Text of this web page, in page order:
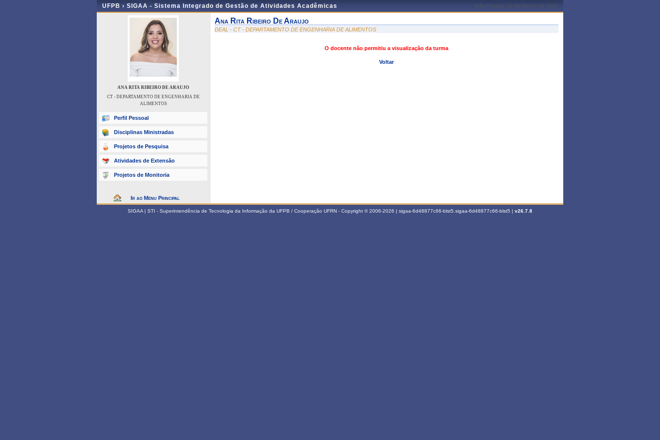
UFPB › SIGAA - Sistema Integrado de Gestão de Atividades Acadêmicas João Pessoa, 10 de Agosto de 2026
ANA RITA RIBEIRO DE ARAUJO
CT - DEPARTAMENTO DE ENGENHARIA DE
ALIMENTOS
Perfil Pessoal
Disciplinas Ministradas
Projetos de Pesquisa
Atividades de Extensão
Projetos de Monitoria
Ir ao Menu Principal
Ana Rita Ribeiro De Araujo
DEAL - CT - DEPARTAMENTO DE ENGENHARIA DE ALIMENTOS
O docente não permitiu a visualização da turma
Voltar
SIGAA | STI - Superintendência de Tecnologia da Informação da UFPB / Cooperação UFRN - Copyright © 2006-2026 | sigaa-6d48877c66-blst5.sigaa-6d48877c66-blst5 | v26.7.8